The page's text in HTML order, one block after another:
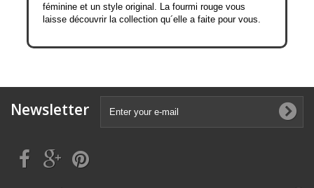
féminine et un style original. La fourmi rouge vous
laisse découvrir la collection qu´elle a faite pour vous.
Newsletter